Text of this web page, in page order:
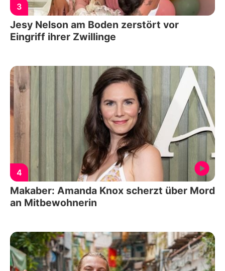
3
Jesy Nelson am Boden zerstört vor
Eingriff ihrer Zwillinge
4
Makaber: Amanda Knox scherzt über Mord
an Mitbewohnerin